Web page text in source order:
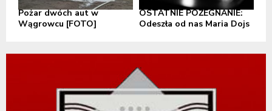
Pożar dwóch aut w
Wągrowcu [FOTO]
OSTATNIE POŻEGNANIE:
Odeszła od nas Maria Dojs